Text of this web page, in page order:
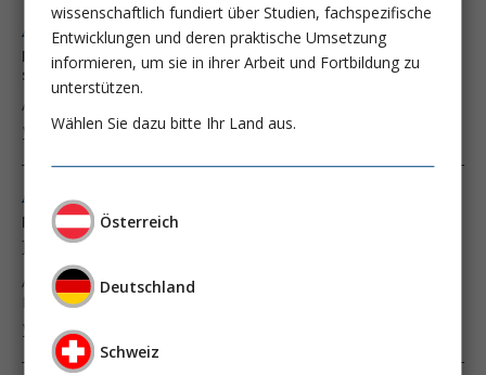
Ausgabe 4/17
Neue Therapieoptionen in der primären fokal
segmentalen Glomerulosklerose (FSGS)
Ass. Prof. PD Dr. Andreas Kronbichler, PhD
Weiter lesen ...
Ausgabe 6/14
Rituximab bei ANCA-assoziierten Vaskulitiden:
Eine Bestandsaufnahme
Ass. Prof. PD Dr. Andreas Kronbichler, PhD
Prof. Dr. Gert Mayer
Weiter lesen ...
wissenschaftlich fundiert über Studien, fachspezifische
Entwicklungen und deren praktische Umsetzung
informieren, um sie in ihrer Arbeit und Fortbildung zu
unterstützen.
Wählen Sie dazu bitte Ihr Land aus.
Österreich
Deutschland
Schweiz